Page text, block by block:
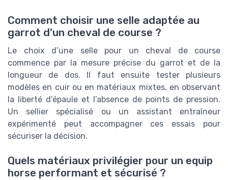
Comment choisir une selle adaptée au
garrot d’un cheval de course ?
Le choix d’une selle pour un cheval de course
commence par la mesure précise du garrot et de la
longueur de dos. Il faut ensuite tester plusieurs
modèles en cuir ou en matériaux mixtes, en observant
la liberté d’épaule et l’absence de points de pression.
Un sellier spécialisé ou un assistant entraîneur
expérimenté peut accompagner ces essais pour
sécuriser la décision.
Quels matériaux privilégier pour un equip
horse performant et sécurisé ?